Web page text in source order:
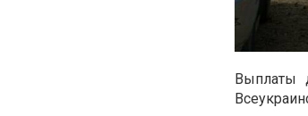
Выплаты